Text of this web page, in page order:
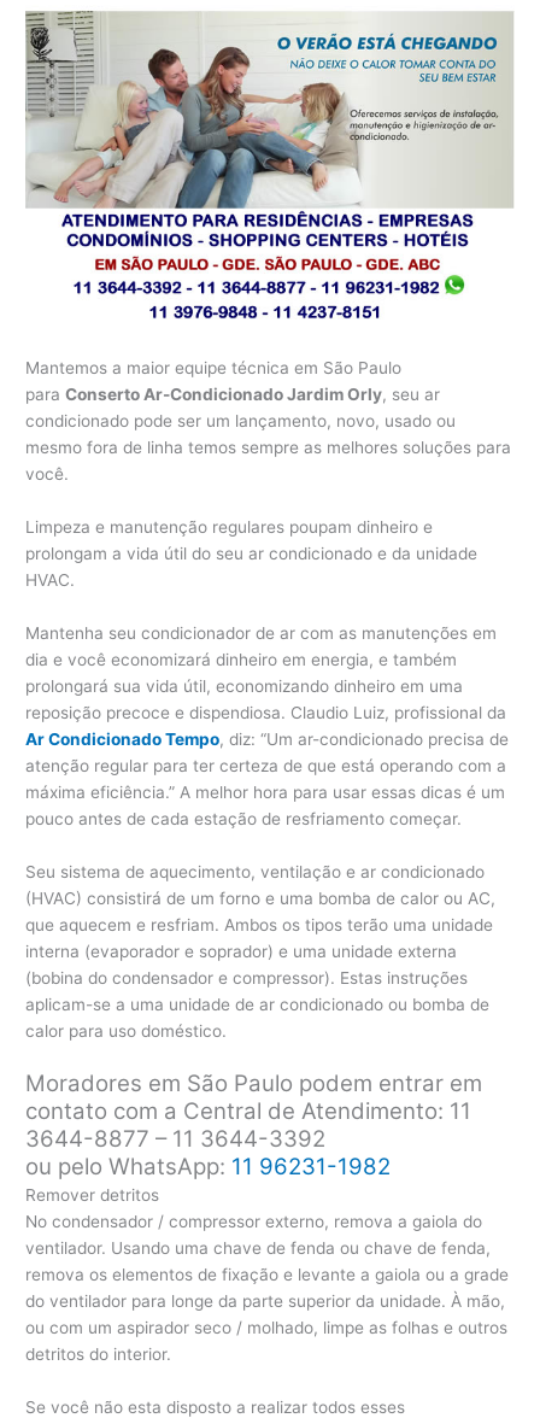
Mantemos a maior equipe técnica em São Paulo
paraConserto Ar-Condicionado Jardim Orly, seu ar
condicionado pode ser um lançamento, novo, usado ou
mesmo fora de linha temos sempre as melhores soluções para
você.
Limpeza e manutenção regulares poupam dinheiro e
prolongam a vida útil do seu ar condicionado e da unidade
HVAC.
Mantenha seu condicionador de ar com as manutenções em
dia e você economizará dinheiro em energia, e também
prolongará sua vida útil, economizando dinheiro em uma
reposição precoce e dispendiosa. Claudio Luiz, profissional da
Ar Condicionado Tempo, diz: “Um ar-condicionado precisa de
atenção regular para ter certeza de que está operando com a
máxima eficiência.” A melhor hora para usar essas dicas é um
pouco antes de cada estação de resfriamento começar.
Seu sistema de aquecimento, ventilação e ar condicionado
(HVAC) consistirá de um forno e uma bomba de calor ou AC,
que aquecem e resfriam. Ambos os tipos terão uma unidade
interna (evaporador e soprador) e uma unidade externa
(bobina do condensador e compressor). Estas instruções
aplicam-se a uma unidade de ar condicionado ou bomba de
calor para uso doméstico.
Moradores em São Paulo podem entrar em
contato com a Central de Atendimento: 11
3644-8877 – 11 3644-3392
ou pelo WhatsApp: 11 96231-1982
Remover detritos
No condensador / compressor externo, remova a gaiola do
ventilador. Usando uma chave de fenda ou chave de fenda,
remova os elementos de fixação e levante a gaiola ou a grade
do ventilador para longe da parte superior da unidade. À mão,
ou com um aspirador seco / molhado, limpe as folhas e outros
detritos do interior.
Se você não esta disposto a realizar todos esses